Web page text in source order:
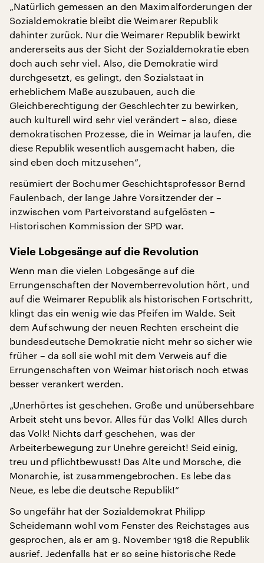
„Natürlich gemessen an den Maximalforderungen der
Sozialdemokratie bleibt die Weimarer Republik
dahinter zurück. Nur die Weimarer Republik bewirkt
andererseits aus der Sicht der Sozialdemokratie eben
doch auch sehr viel. Also, die Demokratie wird
durchgesetzt, es gelingt, den Sozialstaat in
erheblichem Maße auszubauen, auch die
Gleichberechtigung der Geschlechter zu bewirken,
auch kulturell wird sehr viel verändert – also, diese
demokratischen Prozesse, die in Weimar ja laufen, die
diese Republik wesentlich ausgemacht haben, die
sind eben doch mitzusehen“,
resümiert der Bochumer Geschichtsprofessor Bernd
Faulenbach, der lange Jahre Vorsitzender der –
inzwischen vom Parteivorstand aufgelösten –
Historischen Kommission der SPD war.
Viele Lobgesänge auf die Revolution
Wenn man die vielen Lobgesänge auf die
Errungenschaften der Novemberrevolution hört, und
auf die Weimarer Republik als historischen Fortschritt,
klingt das ein wenig wie das Pfeifen im Walde. Seit
dem Aufschwung der neuen Rechten erscheint die
bundesdeutsche Demokratie nicht mehr so sicher wie
früher – da soll sie wohl mit dem Verweis auf die
Errungenschaften von Weimar historisch noch etwas
besser verankert werden.
„Unerhörtes ist geschehen. Große und unübersehbare
Arbeit steht uns bevor. Alles für das Volk! Alles durch
das Volk! Nichts darf geschehen, was der
Arbeiterbewegung zur Unehre gereicht! Seid einig,
treu und pflichtbewusst! Das Alte und Morsche, die
Monarchie, ist zusammengebrochen. Es lebe das
Neue, es lebe die deutsche Republik!“
So ungefähr hat der Sozialdemokrat Philipp
Scheidemann wohl vom Fenster des Reichstages aus
gesprochen, als er am 9. November 1918 die Republik
ausrief. Jedenfalls hat er so seine historische Rede